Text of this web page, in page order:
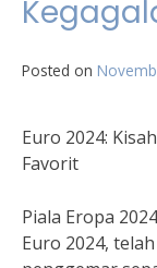
Posted on
Euro 2024:
Favorit
Piala Eropa
Euro 2024,